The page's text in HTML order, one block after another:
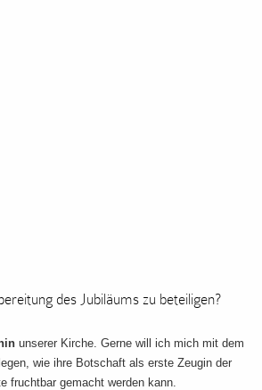
des Jubiläums zu beteiligen?
unserer Kirche. Gerne will ich mich mit dem
wie ihre Botschaft als erste Zeugin der
fruchtbar gemacht werden kann.